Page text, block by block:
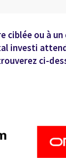
ciblée ou à
investi
ci-